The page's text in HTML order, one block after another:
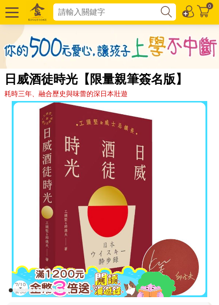
0
日威酒徒時光【限量親筆簽名版】
耗時三年、融合歷史與味蕾的深日本壯遊